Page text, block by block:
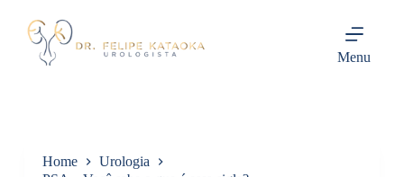
Menu
Home
Urologia